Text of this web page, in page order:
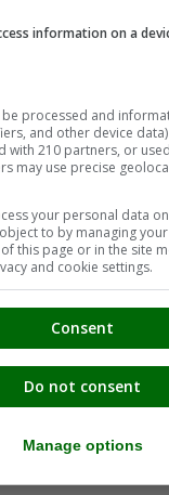
information on a
processed and
and other device
with 210 partners, or
may use precise
your personal data
to by managing
this page or in the site
and cookie settings.
Consent
Do not consent
Manage options